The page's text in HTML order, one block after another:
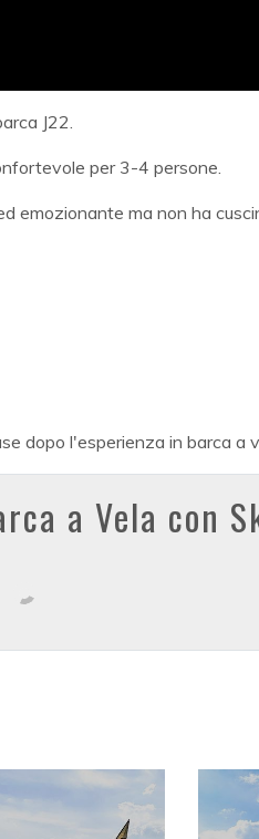
J22.
per 3-4 persone.
emozionante ma non ha
dopo l'esperienza in barca a
a Vela con